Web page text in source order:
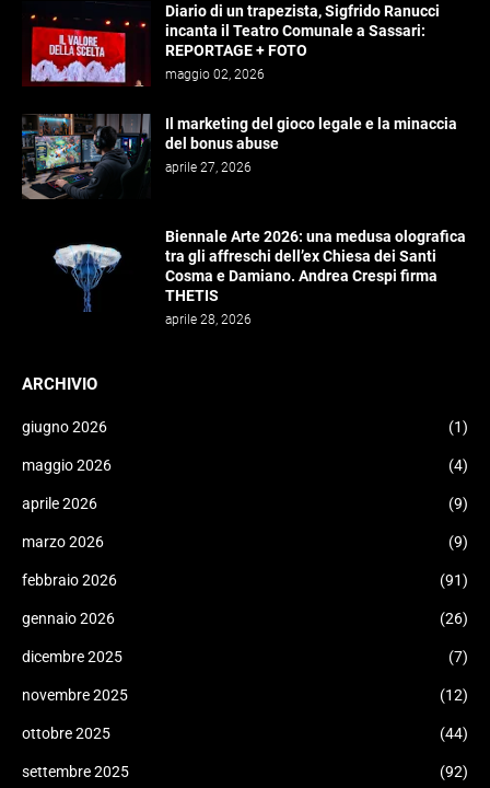
Diario di un trapezista, Sigfrido Ranucci
incanta il Teatro Comunale a Sassari:
REPORTAGE + FOTO
maggio 02, 2026
Il marketing del gioco legale e la minaccia
del bonus abuse
aprile 27, 2026
Biennale Arte 2026: una medusa olografica
tra gli affreschi dell’ex Chiesa dei Santi
Cosma e Damiano. Andrea Crespi firma
THETIS
aprile 28, 2026
ARCHIVIO
giugno 2026 (1)
maggio 2026 (4)
aprile 2026 (9)
marzo 2026 (9)
febbraio 2026 (91)
gennaio 2026 (26)
dicembre 2025 (7)
novembre 2025 (12)
ottobre 2025 (44)
settembre 2025 (92)